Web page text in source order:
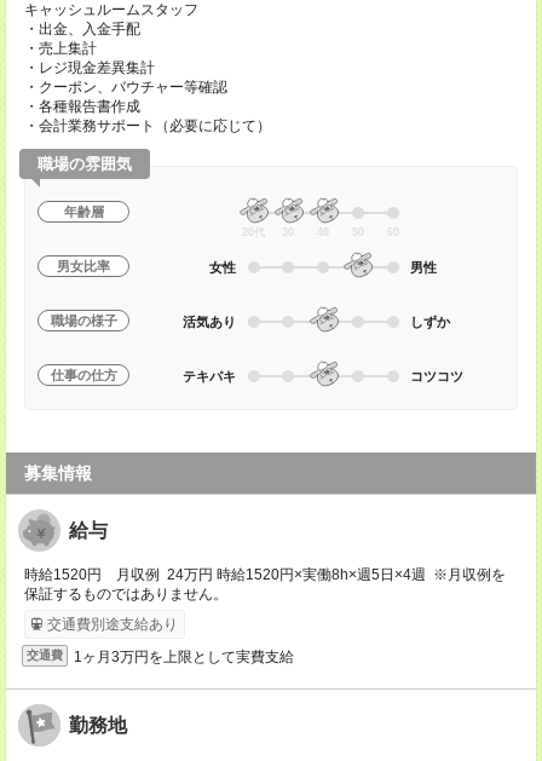
キャッシュルームスタッフ
・出金、入金手配
・売上集計
・レジ現金差異集計
・クーポン、バウチャー等確認
・各種報告書作成
・会計業務サポート（必要に応じて）
職場の雰囲気
年齢層
20代 30 40 50 60
男女比率 女性 男性
職場の様子 活気あり しずか
仕事の仕方 テキパキ コツコツ
募集情報
給与
時給1520円 月収例 24万円 時給1520円×実働8h×週5日×4週 ※月収例を
保証するものではありません。
交通費別途支給あり
交通費 1ヶ月3万円を上限として実費支給
勤務地